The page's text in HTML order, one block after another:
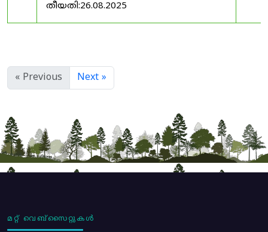
തീയതി:26.08.2025
« Previous Next »
മറ്റ് വെബ്സൈറ്റുകൾ